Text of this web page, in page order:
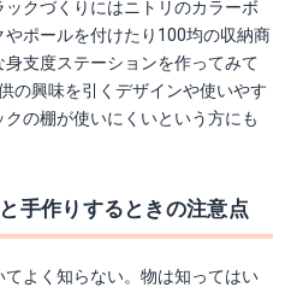
クづくりにはニトリのカラーボ
ポールを付けたり100均の収納商
支度ステーションを作ってみて
の興味を引くデザインや使いやす
の棚が使いにくいという方にも
手作りするときの注意点
よく知らない。物は知ってはい